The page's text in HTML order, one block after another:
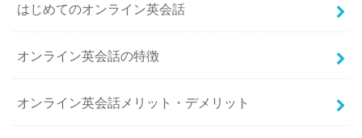
はじめてのオンライン英会話
オンライン英会話の特徴
オンライン英会話メリット・デメリット